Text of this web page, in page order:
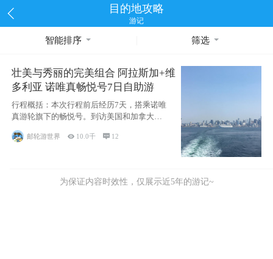
目的地攻略
游记
智能排序 筛选
壮美与秀丽的完美组合 阿拉斯加+维
多利亚 诺唯真畅悦号7日自助游
行程概括：本次行程前后经历7天，搭乘诺唯
真游轮旗下的畅悦号。到访美国和加拿大的4
个州/省：美国华盛顿州
邮轮游世界  10.0千  12
为保证内容时效性，仅展示近5年的游记~